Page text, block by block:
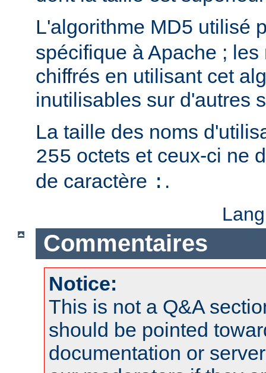
L'algorithme MD5 utilisé
spécifique à Apache ;
chiffrés en utilisant cet
inutilisables sur d'autres
La taille des noms
255 octets et ceux-ci ne
de caractère : .
Commentaires
Notice:
This is not a Q&A
should be pointed
documentation or